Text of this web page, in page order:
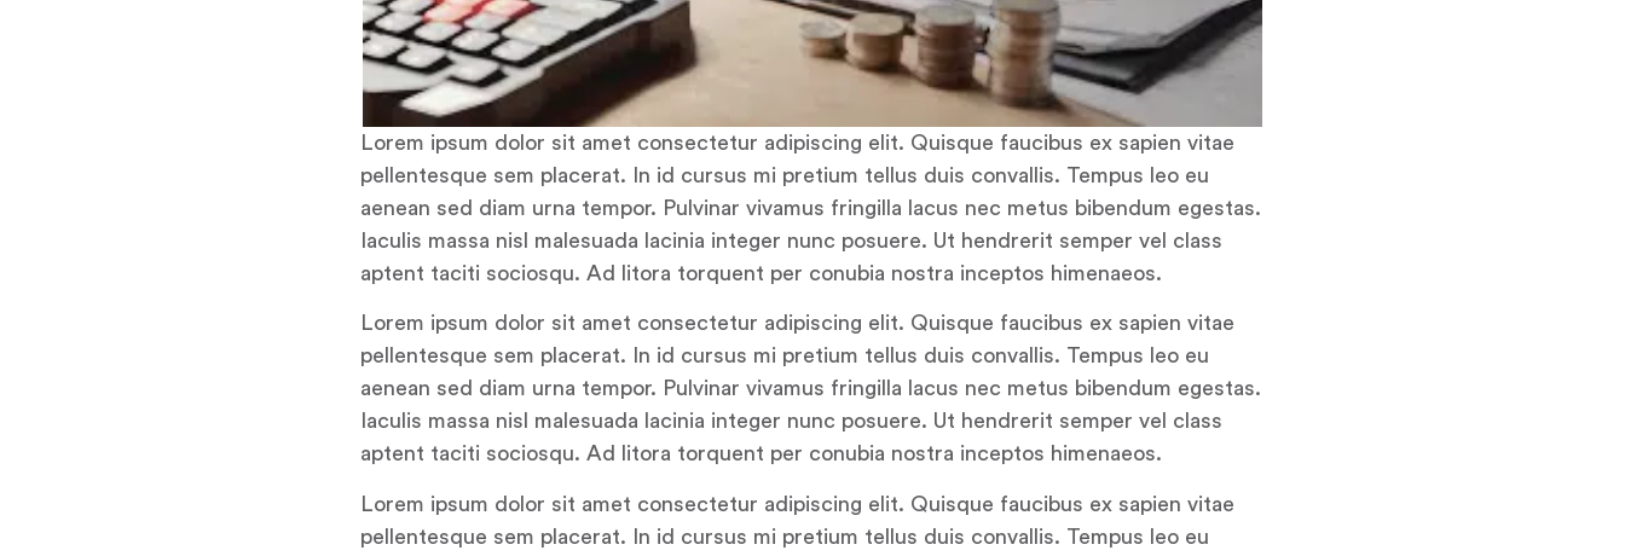
Lorem ipsum dolor sit amet consectetur adipiscing elit. Quisque faucibus ex sapien vitae
pellentesque sem placerat. In id cursus mi pretium tellus duis convallis. Tempus leo eu
aenean sed diam urna tempor. Pulvinar vivamus fringilla lacus nec metus bibendum egestas.
Iaculis massa nisl malesuada lacinia integer nunc posuere. Ut hendrerit semper vel class
aptent taciti sociosqu. Ad litora torquent per conubia nostra inceptos himenaeos.
Lorem ipsum dolor sit amet consectetur adipiscing elit. Quisque faucibus ex sapien vitae
pellentesque sem placerat. In id cursus mi pretium tellus duis convallis. Tempus leo eu
aenean sed diam urna tempor. Pulvinar vivamus fringilla lacus nec metus bibendum egestas.
Iaculis massa nisl malesuada lacinia integer nunc posuere. Ut hendrerit semper vel class
aptent taciti sociosqu. Ad litora torquent per conubia nostra inceptos himenaeos.
Lorem ipsum dolor sit amet consectetur adipiscing elit. Quisque faucibus ex sapien vitae
pellentesque sem placerat. In id cursus mi pretium tellus duis convallis. Tempus leo eu